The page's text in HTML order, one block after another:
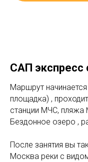
САП экспресс
Маршрут
площадка) ,
станции МЧС,
Бездонное озеро ,
После занятия вы
Москва реки с